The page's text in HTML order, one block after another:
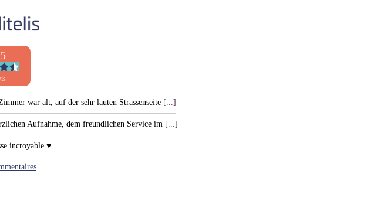
war alt, auf der sehr lauten Strassenseite [...]
Aufnahme, dem freundlichen Service im [...]
incroyable ♥️